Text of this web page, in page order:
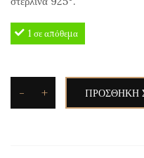
1 σε απόθεμα
- + ΠΡΟΣΘΉΚΗ